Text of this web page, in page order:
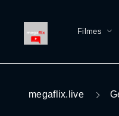
Filmes
megaflix.live